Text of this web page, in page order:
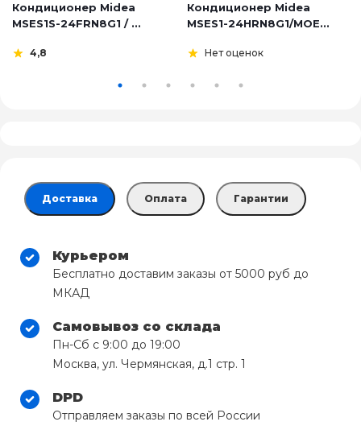
Кондиционер Midea
MSES1S-24FRN8G1 / ...
4,8
Кондиционер Midea
MSES1-24HRN8G1/MOE...
Нет оценок
Доставка Оплата Гарантии
Курьером
Бесплатно доставим заказы от 5000 руб до
МКАД
Самовывоз со склада
Пн-Сб с 9:00 до 19:00
Москва, ул. Чермянская, д.1 стр. 1
DPD
Отправляем заказы по всей России